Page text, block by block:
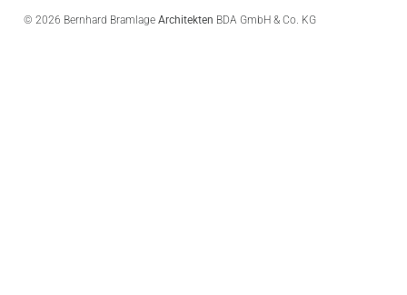
© 2026 Bernhard Bramlage Architekten BDA GmbH & Co. KG